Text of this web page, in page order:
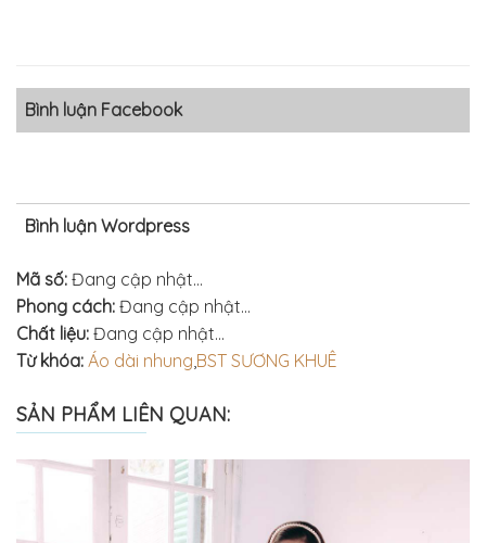
Bình luận Facebook
Bình luận Wordpress
Mã số: Đang cập nhật...
Phong cách: Đang cập nhật...
Chất liệu: Đang cập nhật...
Từ khóa: Áo dài nhung,BST SƯƠNG KHUÊ
SẢN PHẨM LIÊN QUAN: